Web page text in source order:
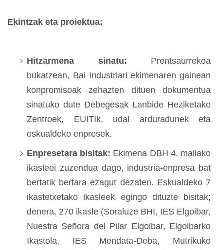
Ekintzak eta proiektua:
Hitzarmena sinatu: Prentsaurrekoa
bukatzean, Bai Industriari ekimenaren gainean
konpromisoak zehazten dituen dokumentua
sinatuko dute Debegesak Lanbide Heziketako
Zentroek, EUITIk, udal arduradunek eta
eskualdeko enpresek.
Enpresetara bisitak: Ekimena DBH 4. mailako
ikasleei zuzendua dago, industria-enpresa bat
bertatik bertara ezagut dezaten. Eskualdeko 7
ikastetxetako ikasleek egingo dituzte bisitak;
denera, 270 ikasle (Soraluze BHI, IES Elgoibar,
Nuestra Señora del Pilar Elgoibar, Elgoibarko
Ikastola, IES Mendata-Deba, Mutrikuko